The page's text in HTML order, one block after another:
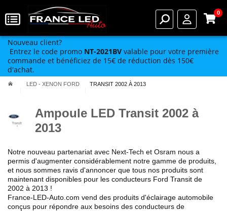
0
Nouveau client?
Entrez le code promo NT-2021BV valable pour votre première
commande et bénéficiez de 15€ de réduction dès 150€
d'achat.
LED - XENON FORD TRANSIT 2002 À 2013
Ampoule LED Transit 2002 à
2013
Notre nouveau partenariat avec Next-Tech et Osram nous a
permis d'augmenter considérablement notre gamme de produits
et nous sommes ravis d'annoncer que tous nos produits sont
maintenant disponibles pour les conducteurs Ford Transit de
2002 à 2013 !
France-LED-Auto.com vend des produits d'éclairage automobile
conçus pour répondre aux besoins des conducteurs de